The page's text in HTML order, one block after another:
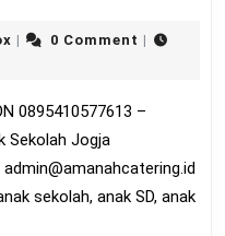
Anak
Di
KRATON
knasibox0 Comment
Sekolah Jogja
admin@amanahcatering.id
sekolah, anak SD, anak